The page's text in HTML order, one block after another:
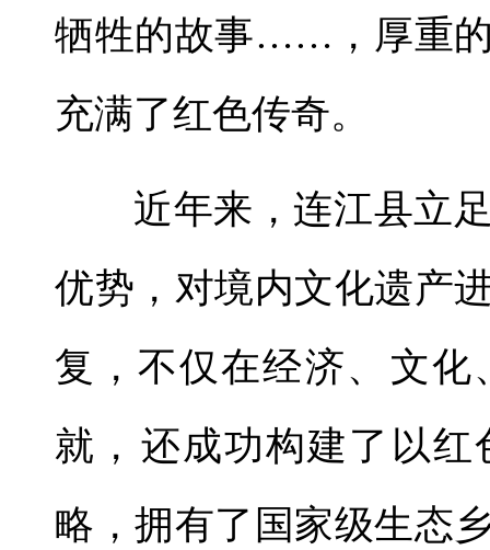
牺牲的故事……，厚重
充满了红色传奇。
近年来，连江县立
优势，对境内文化遗产
复，不仅在经济、‌文
就，‌还成功构建了以
略，拥有了国家级生态